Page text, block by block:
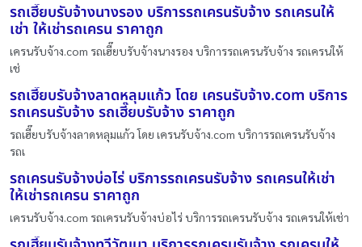
รถเฮี๊ยบรับจ้างนางรอง บริการรถเครนรับจ้าง รถเครนให้
เช่า ให้เช่ารถเครน ราคาถูก
เครนรับจ้าง.com รถเฮี๊ยบรับจ้างนางรอง บริการรถเครนรับจ้าง รถเครนให้
เช่
รถเฮี๊ยบรับจ้างลาดหลุมแก้ว โดย เครนรับจ้าง.com บริการ
รถเครนรับจ้าง รถเฮี๊ยบรับจ้าง ราคาถูก
รถเฮี๊ยบรับจ้างลาดหลุมแก้ว โดย เครนรับจ้าง.com บริการรถเครนรับจ้าง
รถเ
รถเครนรับจ้างบ่อไร่ บริการรถเครนรับจ้าง รถเครนให้เช่า
ให้เช่ารถเครน ราคาถูก
เครนรับจ้าง.com รถเครนรับจ้างบ่อไร่ บริการรถเครนรับจ้าง รถเครนให้เช่า